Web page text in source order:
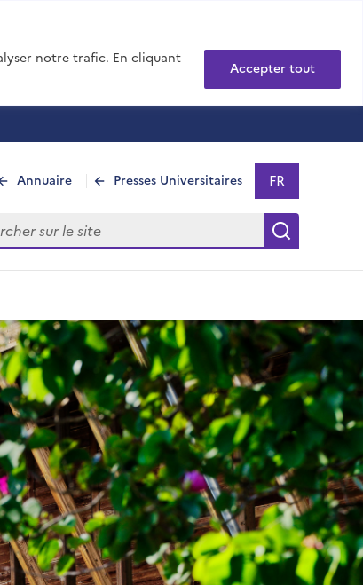
notre trafic. En cliquant
Accepter tout
Annuaire Presses Universitaires Sélectionner
FR
- Français
sur le site